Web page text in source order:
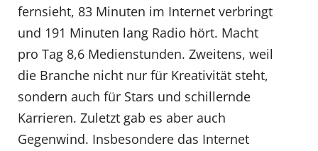
fernsieht, 83 Minuten im Internet verbringt
und 191 Minuten lang Radio hört. Macht
pro Tag 8,6 Medienstunden. Zweitens, weil
die Branche nicht nur für Kreativität steht,
sondern auch für Stars und schillernde
Karrieren. Zuletzt gab es aber auch
Gegenwind. Insbesondere das Internet